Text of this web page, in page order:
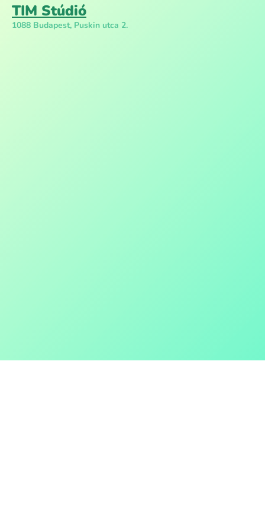
TIM Stúdió
1088 Budapest, Puskin utca 2.